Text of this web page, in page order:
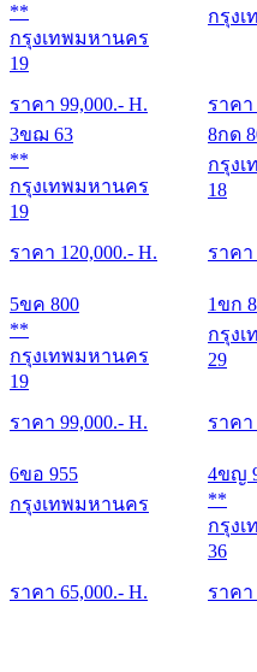
**
กรุงเทพมหานคร
19
ราคา 99,000.- H.
กรุง
ราคา
3ขฌ 63
**
กรุงเทพมหานคร
19
ราคา 120,000.- H.
8กด
กรุง
18
ราคา
5ขค 800
**
กรุงเทพมหานคร
19
ราคา 99,000.- H.
1ขก
กรุง
29
ราคา
6ขอ 955
กรุงเทพมหานคร
ราคา 65,000.- H.
4ขญ
**
กรุง
36
ราคา